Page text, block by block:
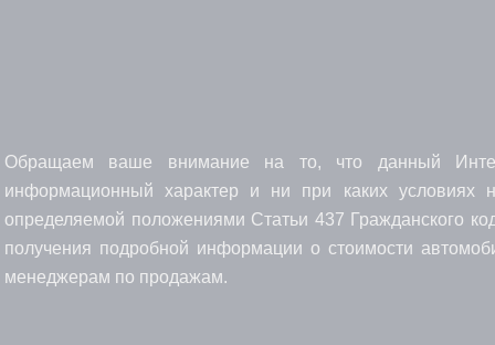
Обращаем ваше внимание на то, что данный
информационный характер и ни при каких условиях
определяемой положениями Статьи 437 Гражданского
получения подробной информации о стоимости
менеджерам по продажам.